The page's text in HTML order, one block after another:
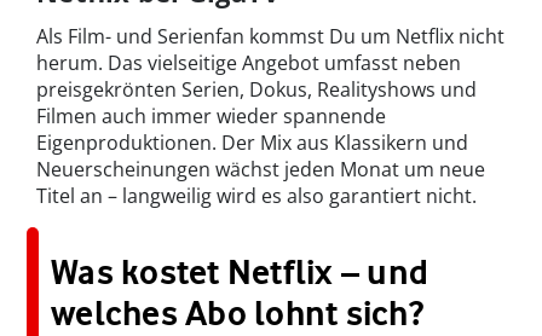
Als Film- und Serienfan kommst Du um Netflix nicht
herum. Das vielseitige Angebot umfasst neben
preisgekrönten Serien, Dokus, Realityshows und
Filmen auch immer wieder spannende
Eigenproduktionen. Der Mix aus Klassikern und
Neuerscheinungen wächst jeden Monat um neue
Titel an – langweilig wird es also garantiert nicht.
Was kostet Netflix – und
welches Abo lohnt sich?